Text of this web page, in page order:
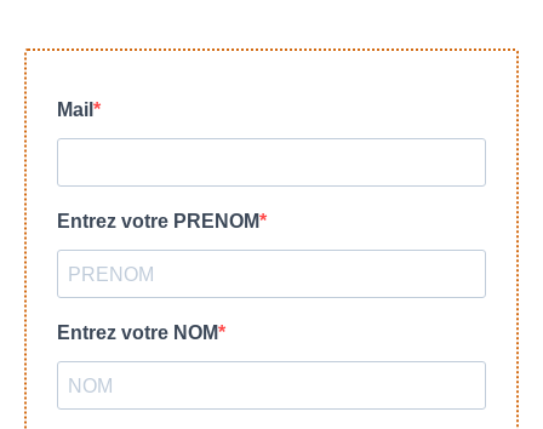
Mail
Entrez votre PRENOM
Entrez votre NOM